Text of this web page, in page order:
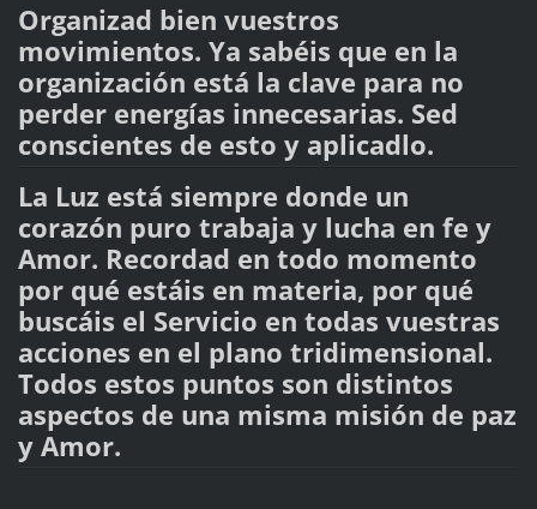
Organizad bien vuestros
movimientos. Ya sabéis que en la
organización está la clave para no
perder energías innecesarias. Sed
conscientes de esto y aplicadlo.
La Luz está siempre donde un
corazón puro trabaja y lucha en fe y
Amor. Recordad en todo momento
por qué estáis en materia, por qué
buscáis el Servicio en todas vuestras
acciones en el plano tridimensional.
Todos estos puntos son distintos
aspectos de una misma misión de paz
y Amor.